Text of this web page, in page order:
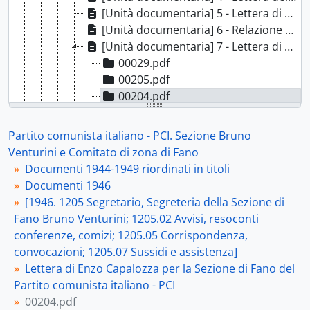
[Unità documentaria] 5 - Lettera di Enzo Capalozza per la Sezione di Fano del Partito comunista italiano - PCI, 23 febbraio 1946
[Unità documentaria] 6 - Relazione di comizio tenuto a Piagge, [febbraio 1946]
[Unità documentaria] 7 - Lettera di Enzo Capalozza per la Sezione di Fano del Partito comunista italiano - PCI, 2 marzo 1946
00029.pdf
00205.pdf
00204.pdf
[Unità documentaria] 8 - Lettera della Segreteria della Federazione provinciale del Partito comunista italiano - PCI per le sezioni, Pesaro, 8 [giugno] 1946
[Unità documentaria] 9 - Lettera di Enzo Capalozza per il Comitato di sezione della Sezione di Fano del Partito comunista italiano - PCI, 15 luglio 1946
[Unità documentaria] 10 - Lettera del Comandante della Stazione di Fano della Legione territoriale dei carabinieri di Ancona per la Segreteria della Sezione di Fano del Partito comunista italiano - PCI, Fano, 12 dicembre 1946
[Unità documentaria] 11 - Lettera della Segreteria della Sezione di Fano del Partito comunista italiano - PCI per la Stazione di Fano della Legione territoriale dei carabinieri di Ancona
[Unità documentaria] 12 - Circolare della Federazione provinciale di Pesaro e Urbino del Partito comunista italiano - PCI destinata alle sezioni, [1946]
[Unità archivistica] b.3_fasc.5 - [1946. 1206 Comitato di Sezione e di coordinamento Bruno Venturini Fano; 1206.03 Riunioni Comitati di rione; 1206.05 Corrispondenza, convocazioni], 1946
[Unità archivistica] b.3_fasc.6 - [1946. 1209 Cellule della Sezione di Fano; 1209.01 Elenchi componenti e segretari delle cellule e dei Comitati di cellula; 1209.02 Relazioni politico-amministrative mensili], 1946
[Unità archivistica] b.3_fasc.7 - [1946. 1209 Cellule della Sezione di Fano; 1209.03 Relazioni riunioni di cellula; 1209.05 Convocazioni, corrispondenza], 1946
[Unità archivistica] b.3_fasc.8 - [1946. 1301 Organizzazione Sezione di Fano; 1301.04 Tesseramento; 1301.05 Provvedimenti disciplinari, dimissioni dal Partito; 1301.06 Note biografiche e richieste d'iscrizione; 1301.07 Richieste informazioni; 1301.08 Comitato Organizzazione Cellule], 1946
[Unità archivistica] b.3_fasc.9 - [1946. 1302 Problemi e organizzazione giovanile; 1302.07 Problemi della pesca e portuali; 1302.08 Problemi dell'Agricoltura], 1946 (con documenti del 1936, 1938-1939)
[Unità archivistica] b.3_fasc.10 - [1946. 1303 Sezione Agit-Prop; 1303.03 Diffusione stampa, di quotidiani, riviste, opuscoli; 1303.05 Giornale murale; 1303.06 Trasmissione articoli alla stampa; 1303.07 Celebrazioni, commemorazioni, anniversari], 1946
Partito comunista italiano - PCI. Sezione Bruno
Venturini e Comitato di zona di Fano
Documenti 1944-1949 riordinati in titoli
Documenti 1946
[1946. 1205 Segretario, Segreteria della Sezione di
Fano Bruno Venturini; 1205.02 Avvisi, resoconti
conferenze, comizi; 1205.05 Corrispondenza,
convocazioni; 1205.07 Sussidi e assistenza]
Lettera di Enzo Capalozza per la Sezione di Fano del
Partito comunista italiano - PCI
00204.pdf